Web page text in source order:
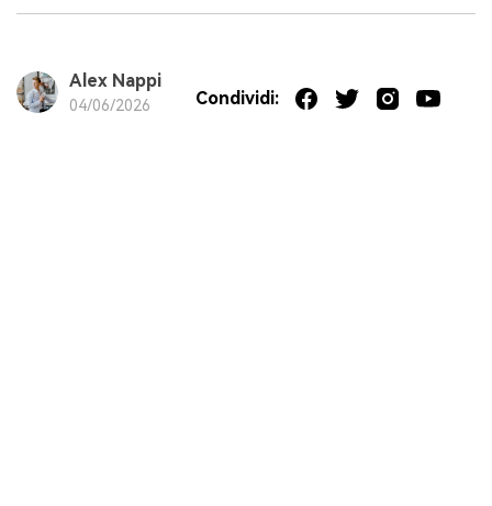
Alex Nappi
04/06/2026 Condividi: